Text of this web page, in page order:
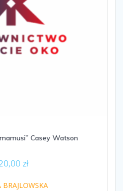
Casey Watson
zł
BRAJLOWSKA